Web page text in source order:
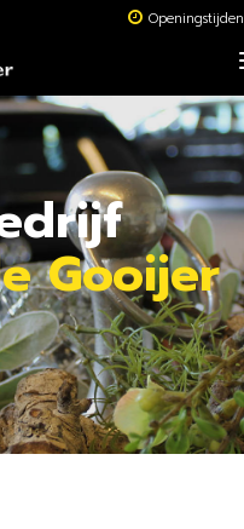
Openingstijden
Gooijer